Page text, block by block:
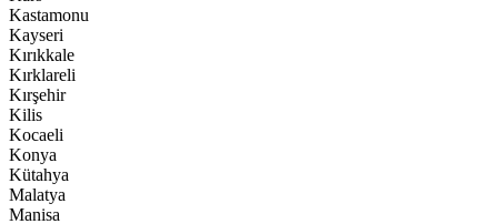
Kastamonu
Kayseri
Kırıkkale
Kırklareli
Kırşehir
Kilis
Kocaeli
Konya
Kütahya
Malatya
Manisa